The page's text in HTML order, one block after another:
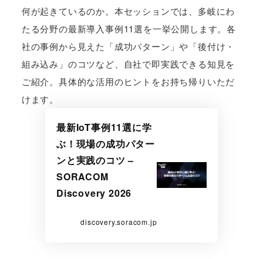
何が起きているのか。本セッションでは、多岐にわ
たる分野の最新導入事例11選を一挙公開します。各
社の事例から見えた「成功パターン」や「後付け・
組み込み」のコツなど、自社で即実践できる知見を
ご紹介。具体的な活用のヒントをお持ち帰りいただ
けます。
最新IoT事例11選に学
ぶ！現場の成功パター
ンと実践のコツ –
SORACOM
Discovery 2026
discovery.soracom.jp